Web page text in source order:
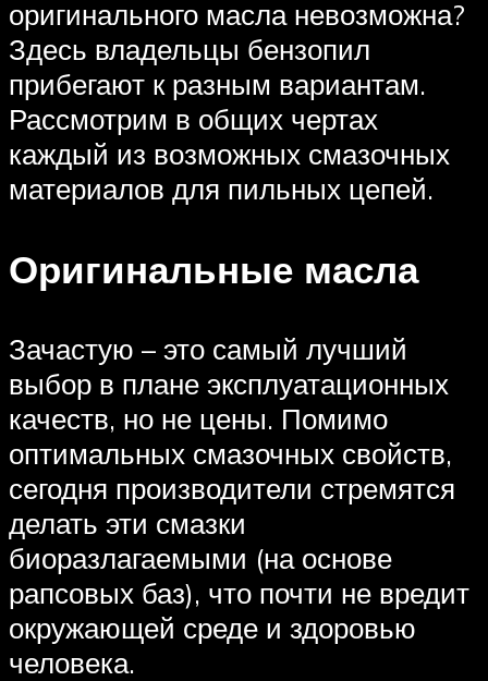
оригинального масла невозможна?
Здесь владельцы бензопил
прибегают к разным вариантам.
Рассмотрим в общих чертах
каждый из возможных смазочных
материалов для пильных цепей.
Оригинальные масла
Зачастую – это самый лучший
выбор в плане эксплуатационных
качеств, но не цены. Помимо
оптимальных смазочных свойств,
сегодня производители стремятся
делать эти смазки
биоразлагаемыми (на основе
рапсовых баз), что почти не вредит
окружающей среде и здоровью
человека.